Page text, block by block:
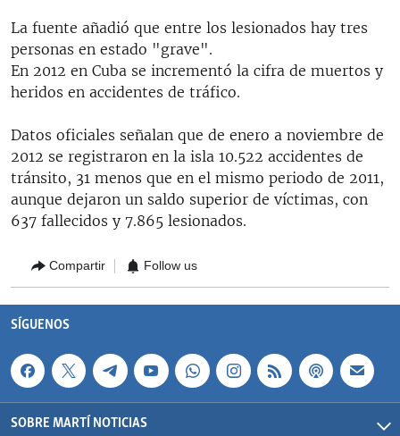
La fuente añadió que entre los lesionados hay tres
personas en estado "grave".
En 2012 en Cuba se incrementó la cifra de muertos y
heridos en accidentes de tráfico.
Datos oficiales señalan que de enero a noviembre de
2012 se registraron en la isla 10.522 accidentes de
tránsito, 31 menos que en el mismo periodo de 2011,
aunque dejaron un saldo superior de víctimas, con
637 fallecidos y 7.865 lesionados.
Compartir Follow us
SÍGUENOS
SOBRE MARTÍ NOTICIAS